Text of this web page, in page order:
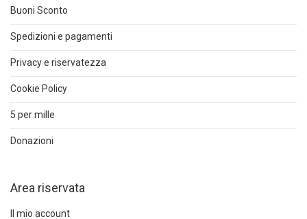
Buoni Sconto
Spedizioni e pagamenti
Privacy e riservatezza
Cookie Policy
5 per mille
Donazioni
Area riservata
Il mio account